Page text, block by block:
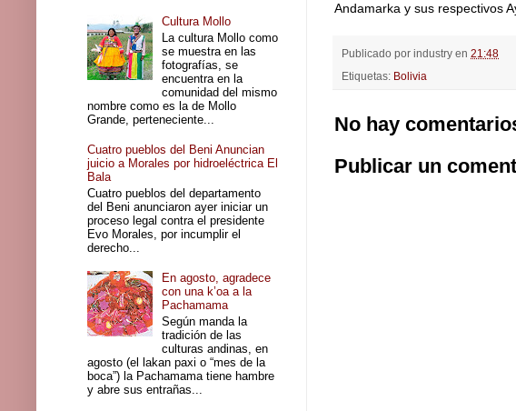
Andamarka y sus respectivos
Publicado por industry en 21:48
Etiquetas: Bolivia
No hay
Publicar un
Cultura Mollo
La cultura Mollo como
se muestra en las
fotografías, se
encuentra en la
comunidad del mismo
nombre como es la de Mollo
Grande, perteneciente...
Cuatro pueblos del Beni Anuncian
juicio a Morales por hidroeléctrica El
Bala
Cuatro pueblos del departamento
del Beni anunciaron ayer iniciar un
proceso legal contra el presidente
Evo Morales, por incumplir el
derecho...
En agosto, agradece
con una k’oa a la
Pachamama
Según manda la
tradición de las
culturas andinas, en
agosto (el lakan paxi o “mes de la
boca”) la Pachamama tiene hambre
y abre sus entrañas...